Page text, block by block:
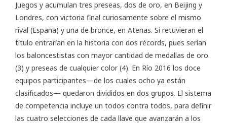
Juegos y acumulan tres preseas, dos de oro, en Beijing y
Londres, con victoria final curiosamente sobre el mismo
rival (España) y una de bronce, en Atenas. Si retuvieran el
título entrarían en la historia con dos récords, pues serían
los baloncestistas con mayor cantidad de medallas de oro
(3) y preseas de cualquier color (4). En Río 2016 los doce
equipos participantes—de los cuales ocho ya están
clasificados— quedaron divididos en dos grupos. El sistema
de competencia incluye un todos contra todos, para definir
las cuatro selecciones de cada llave que avanzarán a los